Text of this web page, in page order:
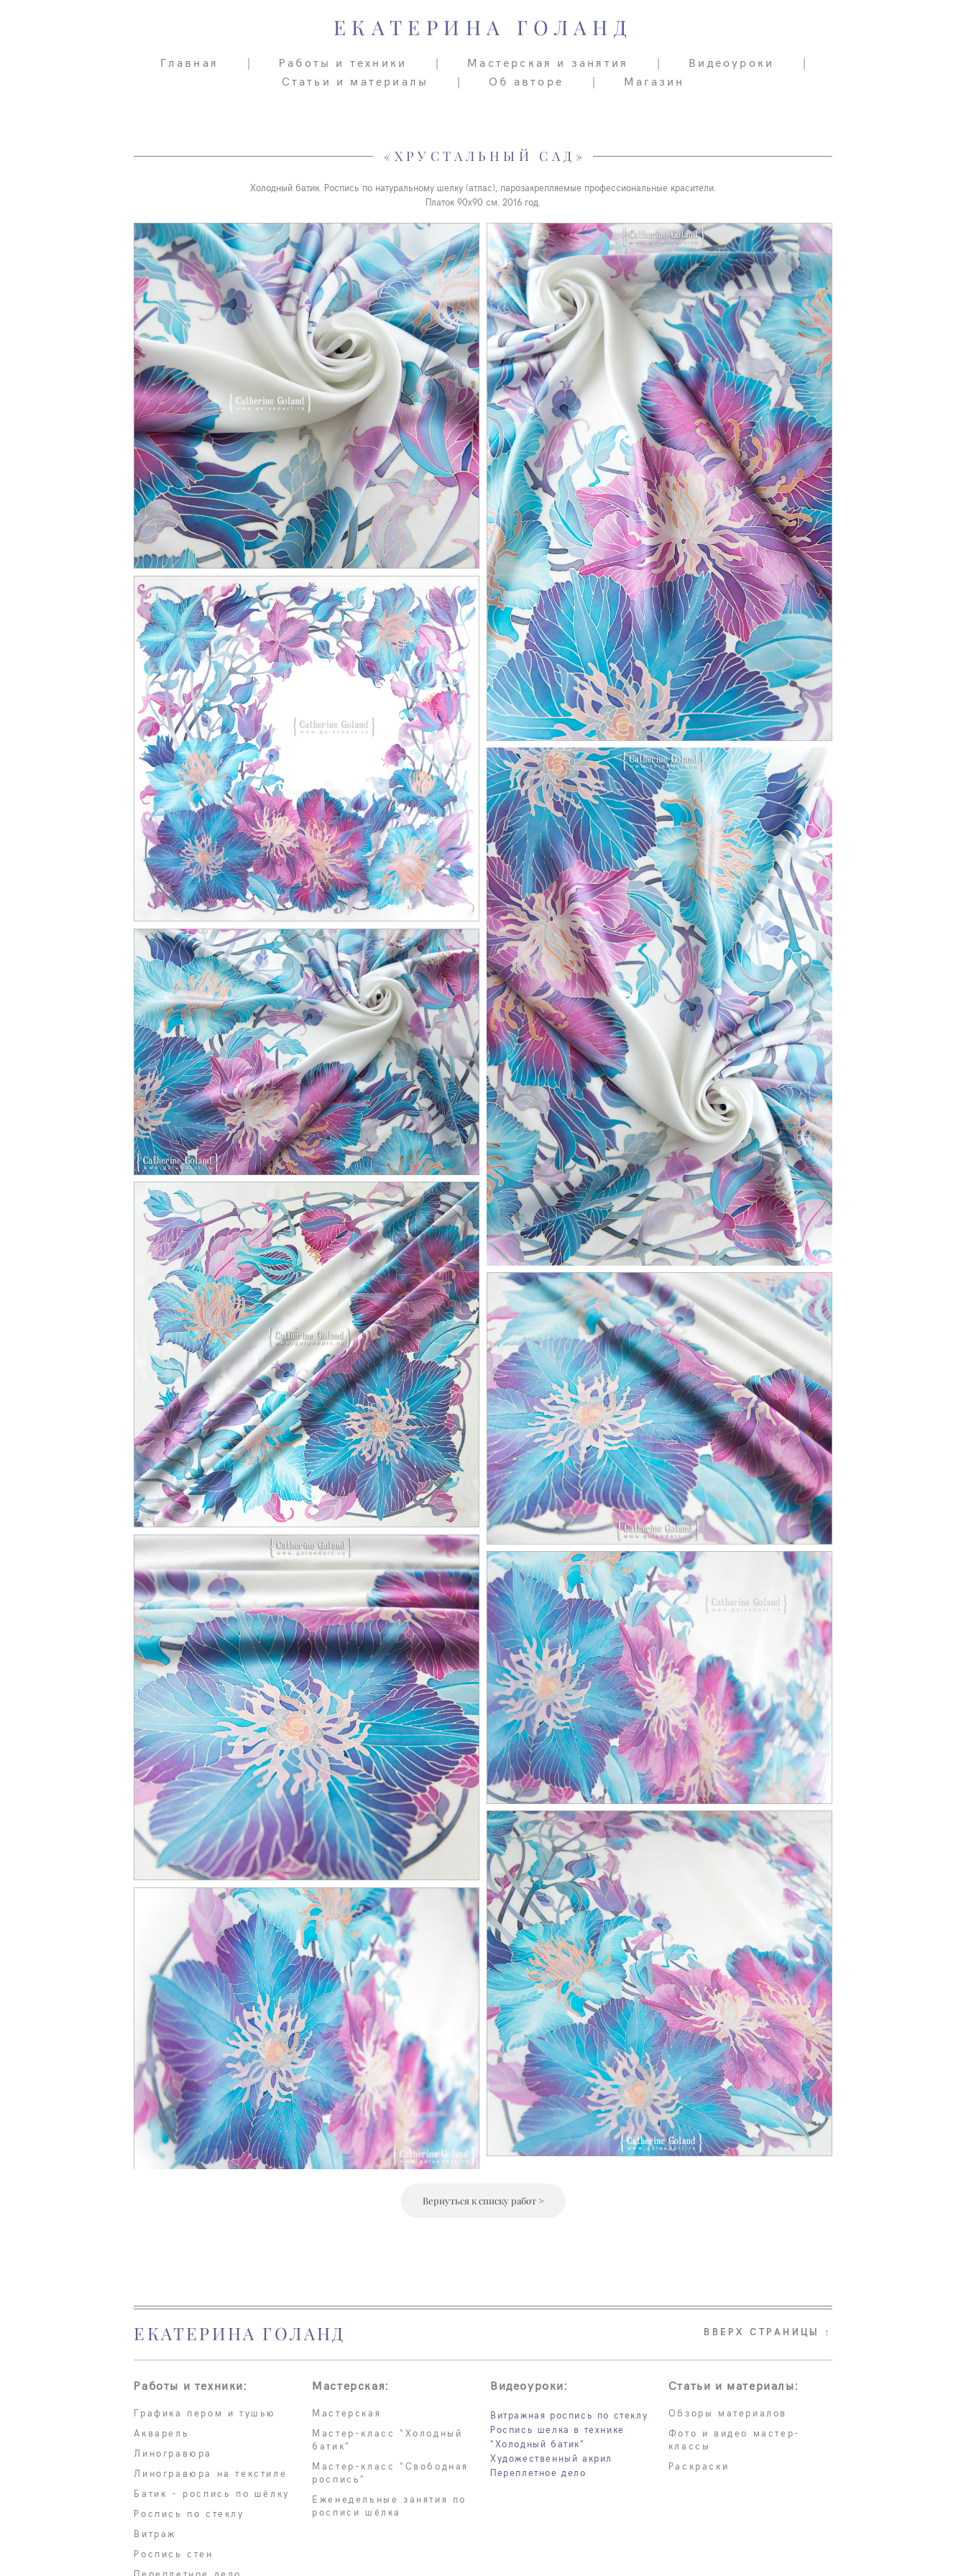
ЕКАТЕРИНА ГОЛАНД
Главная | Работы и техники | Мастерская и занятия | Видеоуроки
|
Статьи и материалы
| Об авторе | Магазин
ЕКАТЕРИНА ГОЛАНД
Главная | Работы и техники | Мастерская и занятия | Видеоуроки
|
Статьи и материалы
| Об авторе | Магазин
«ХРУСТАЛЬНЫЙ САД»
Холодный батик. Роспись по натуральному шелку (атлас), парозакрепляемые профессиональные красители.
Платок 90х90 см. 2016 год.
Вернуться к списку работ >
ЕКАТЕРИНА ГОЛАНД ВВЕРХ СТРАНИЦЫ ↑
Работы и техники:
Графика пером и тушью
Акварель
Линогравюра
Линогравюра на текстиле
Батик - роспись по шёлку
Роспись по стеклу
Витраж
Роспись стен
Мастерская:
Мастерская
Мастер-класс "Холодный
батик"
Мастер-класс "Свободная
роспись"
Еженедельные занятия по
росписи шёлка
Видеоуроки:
Витражная роспись по стеклу
Роспись шелка в технике
"Холодный батик"
Художественный акрил
Переплетное дело
Статьи и материалы:
Обзоры материалов
Фото и видео мастер-
классы
Раскраски